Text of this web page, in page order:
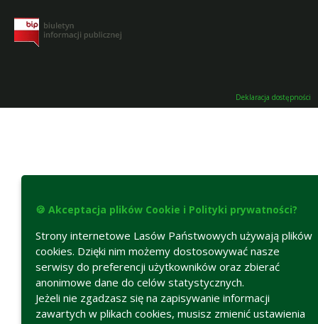
Deklaracja dostępności
🍪 Akceptacja plików Cookie i Polityki prywatności?
Strony internetowe Lasów Państwowych używają plików
cookies. Dzięki nim możemy dostosowywać nasze
serwisy do preferencji użytkowników oraz zbierać
anonimowe dane do celów statystycznych.
Jeżeli nie zgadzasz się na zapisywanie informacji
zawartych w plikach cookies, musisz zmienić ustawienia